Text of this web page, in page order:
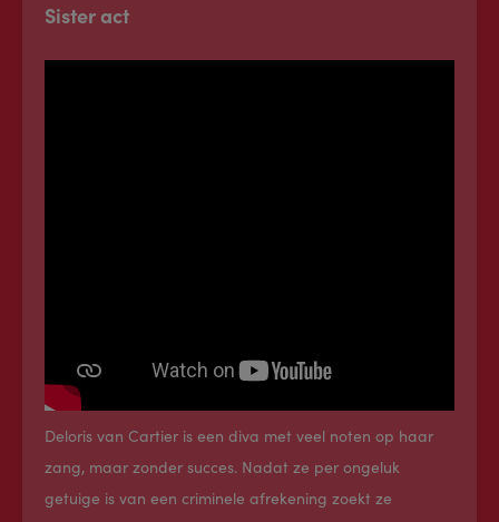
Sister act
Deloris van Cartier is een diva met veel noten op haar
zang, maar zonder succes. Nadat ze per ongeluk
getuige is van een criminele afrekening zoekt ze